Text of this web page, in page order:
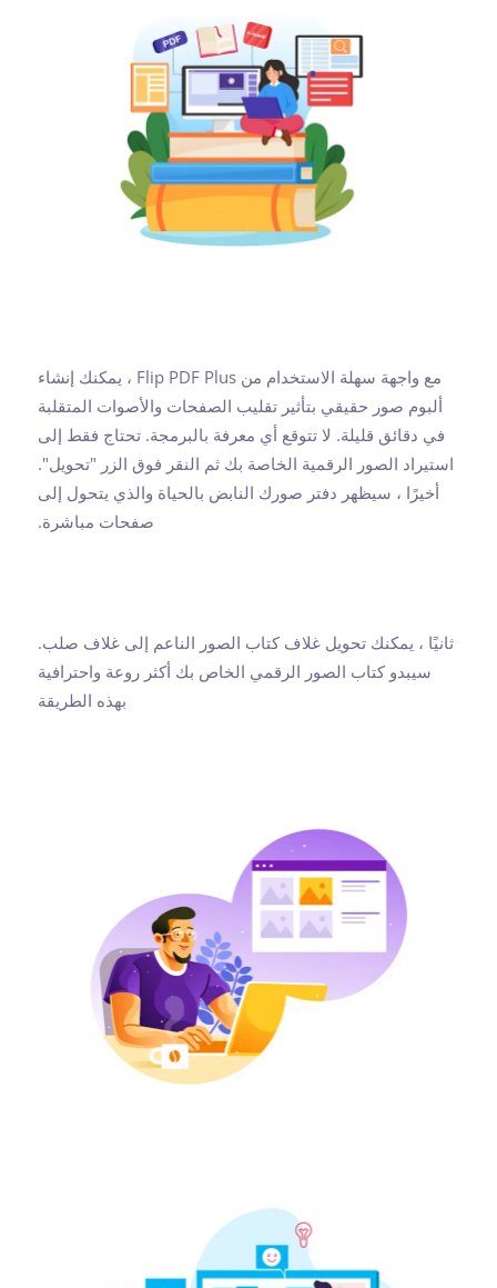
مع واجهة سهلة الاستخدام من Flip PDF Plus ، يمكنك إنشاء
ألبوم صور حقيقي بتأثير تقليب الصفحات والأصوات المتقلبة
في دقائق قليلة. لا تتوقع أي معرفة بالبرمجة. تحتاج فقط إلى
استيراد الصور الرقمية الخاصة بك ثم النقر فوق الزر "تحويل".
أخيرًا ، سيظهر دفتر صورك النابض بالحياة والذي يتحول إلى
صفحات مباشرة.
ثانيًا ، يمكنك تحويل غلاف كتاب الصور الناعم إلى غلاف صلب.
سيبدو كتاب الصور الرقمي الخاص بك أكثر روعة واحترافية
بهذه الطريقة